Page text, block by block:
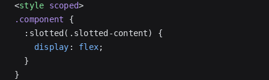
<style scoped>
.component {
  :slotted(.slotted-content) {
    display
: flex;
  }
}